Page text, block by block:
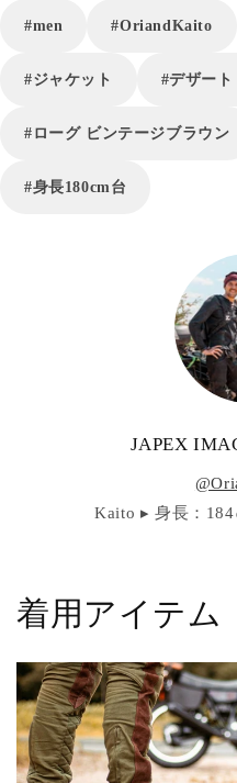
#men #OriandKaito
#ジャケット #デザート
#ローグ ビンテージブラウン
#身長180cm台
JAPEX
Kaito ▸ 身長：
着用アイテム